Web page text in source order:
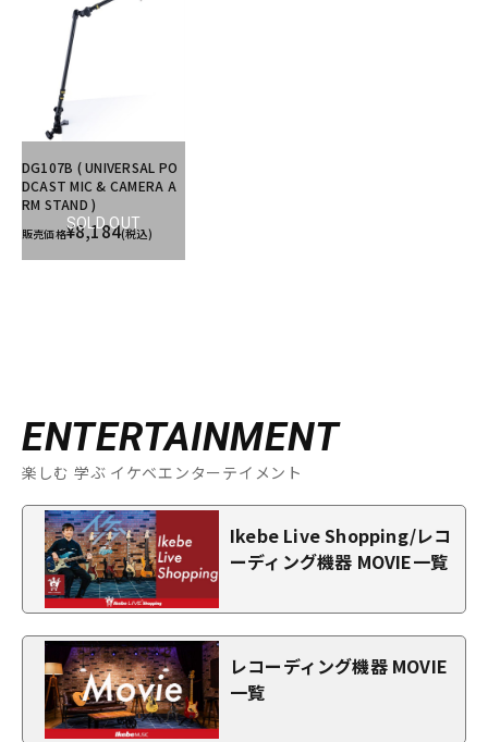
SOLD OUT
DG107B ( UNIVERSAL PO
DCAST MIC & CAMERA A
RM STAND )
販売価格¥8,184(税込)
ENTERTAINMENT
楽しむ 学ぶ イケベエンターテイメント
Ikebe Live Shopping/レコ
ーディング機器 MOVIE一覧
レコーディング機器 MOVIE
一覧